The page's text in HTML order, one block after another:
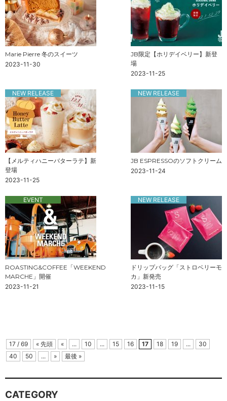
Marie Pierre 冬のスイーツ
2023-11-30
JB限定【ホリデイベリー】新登
場
2023-11-25
NEW RELEASE
【メルティハニーバターラテ】新
登場
2023-11-25
NEW RELEASE
JB ESPRESSOのソフトクリーム
2023-11-24
EVENT
ROASTING&COFFEE「WEEKEND
MARCHE」開催
2023-11-21
NEW RELEASE
ドリップバッグ「ストロベリーモ
カ」新発売
2023-11-15
17 / 69 « 先頭 « ... 10 ... 15 16 17 18 19 ...
30
40
50 ... » 最後 »
CATEGORY